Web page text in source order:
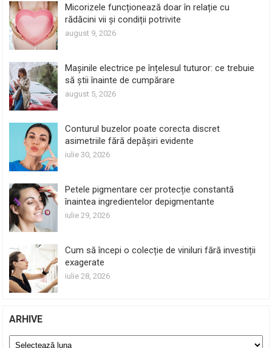
Micorizele funcționează doar în relație cu
rădăcini vii și condiții potrivite
august 9, 2026
Mașinile electrice pe înțelesul tuturor: ce trebuie
să știi înainte de cumpărare
august 5, 2026
Conturul buzelor poate corecta discret
asimetriile fără depășiri evidente
iulie 30, 2026
Petele pigmentare cer protecție constantă
înaintea ingredientelor depigmentante
iulie 29, 2026
Cum să începi o colecție de viniluri fără investiții
exagerate
iulie 28, 2026
ARHIVE
Arhive